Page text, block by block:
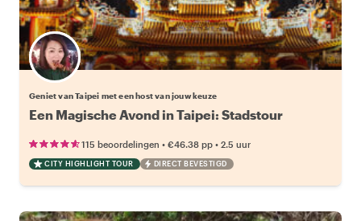
Kies jouw favoriete local
Geniet van Taipei met een host van jouw keuze
Een Magische Avond in Taipei: Stadstour
115 beoordelingen • €46.38 pp • 2.5 uur
CITY HIGHLIGHT TOUR DIRECT BEVESTIGD